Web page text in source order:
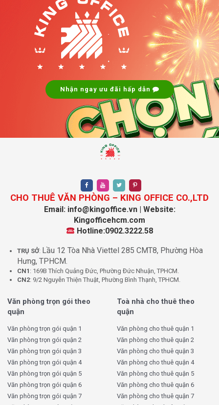
.
.
Nhận ngay ưu đãi hấp dẫn
CHO THUÊ VĂN PHÒNG – KING OFFICE CO.,LTD
Email: info@kingoffice.vn | Website:
Kingofficehcm.com
Hotline:0902.3222.58
TRỤ SỞ: Lầu 12 Tòa Nhà Viettel 285 CMT8, Phường Hòa
Hưng, TPHCM.
CN1 : 169B Thích Quảng Đức, Phường Đức Nhuận, TPHCM.
CN2: 9/2 Nguyễn Thiện Thuật, Phường Bình Thạnh, TPHCM.
Văn phòng trọn gói theo
quận
Văn phòng trọn gói quận 1
Văn phòng trọn gói quận 2
Văn phòng trọn gói quận 3
Văn phòng trọn gói quận 4
Văn phòng trọn gói quận 5
Văn phòng trọn gói quận 6
Văn phòng trọn gói quận 7
Toà nhà cho thuê theo
quận
Văn phòng cho thuê quận 1
Văn phòng cho thuê quận 2
Văn phòng cho thuê quận 3
Văn phòng cho thuê quận 4
Văn phòng cho thuê quận 5
Văn phòng cho thuê quận 6
Văn phòng cho thuê quận 7